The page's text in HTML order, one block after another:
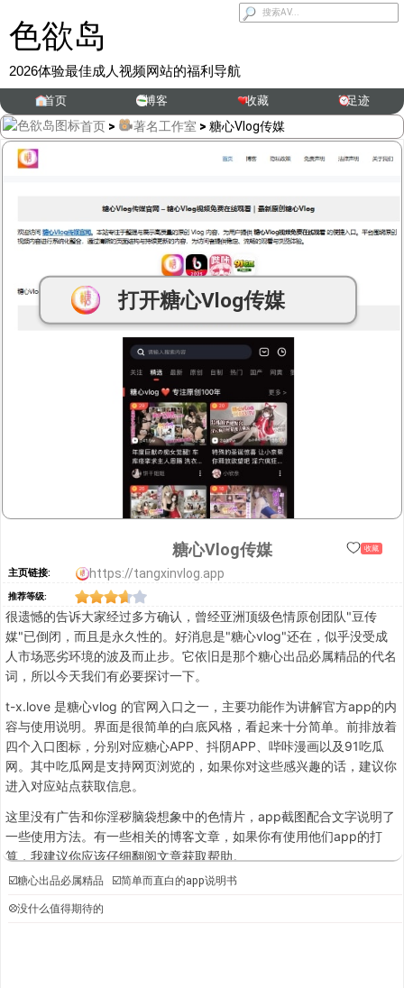
色欲岛
2026体验最佳成人视频网站的福利导航
首页 博客 收藏 足迹
首页 > 著名工作室 > 糖心Vlog传媒
打开糖心Vlog传媒
糖心Vlog传媒 收藏
主页链接: https://tangxinvlog.app
推荐等级:
很遗憾的告诉大家经过多方确认，曾经亚洲顶级色情原创团队"豆传
媒"已倒闭，而且是永久性的。好消息是"糖心vlog"还在，似乎没受成
人市场恶劣环境的波及而止步。它依旧是那个糖心出品必属精品的代名
词，所以今天我们有必要探讨一下。
t-x.love 是糖心vlog 的官网入口之一，主要功能作为讲解官方app的内
容与使用说明。界面是很简单的白底风格，看起来十分简单。前排放着
四个入口图标，分别对应糖心APP、抖阴APP、哔咔漫画以及91吃瓜
网。其中吃瓜网是支持网页浏览的，如果你对这些感兴趣的话，建议你
进入对应站点获取信息。
这里没有广告和你淫秽脑袋想象中的色情片，app截图配合文字说明了
一些使用方法。有一些相关的博客文章，如果你有使用他们app的打
算，我建议你应该仔细翻阅文章获取帮助。
☑️糖心出品必属精品 ☑️简单而直白的app说明书
⛒没什么值得期待的